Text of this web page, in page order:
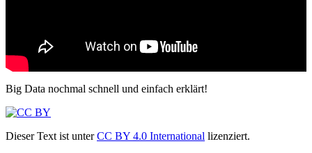
Big Data nochmal schnell und einfach erklärt!
Dieser Text ist unterCC BY 4.0 International lizenziert.